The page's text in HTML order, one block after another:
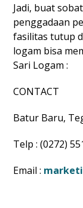
Jadi, buat
penggadaan
fasilitas tutup
logam bisa
Sari Logam :
CONTACT
Batur Baru,
Telp : (0272)
Email :